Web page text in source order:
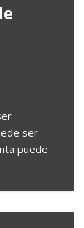
ser
puede